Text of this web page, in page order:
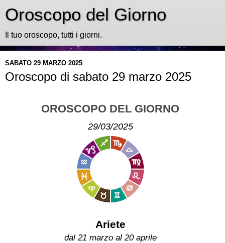
Oroscopo del Giorno
Il tuo oroscopo, tutti i giorni.
SABATO 29 MARZO 2025
Oroscopo di sabato 29 marzo 2025
OROSCOPO DEL GIORNO
29/03/2025
Ariete
dal 21 marzo al 20 aprile